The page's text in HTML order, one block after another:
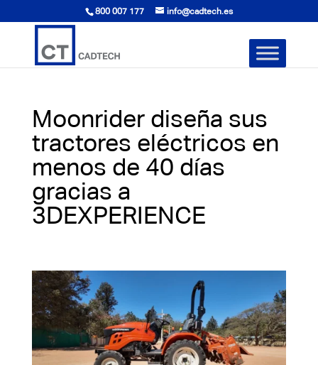
800 007 177 info@cadtech.es
Moonrider diseña sus
tractores eléctricos en
menos de 40 días
gracias a
3DEXPERIENCE